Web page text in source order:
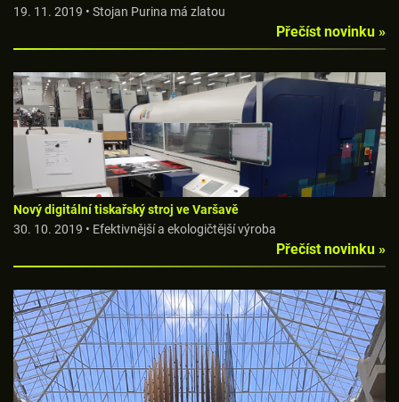
19. 11. 2019 • Stojan Purina má zlatou
Přečíst novinku »
Nový digitální tiskařský stroj ve Varšavě
30. 10. 2019 • Efektivnější a ekologičtější výroba
Přečíst novinku »